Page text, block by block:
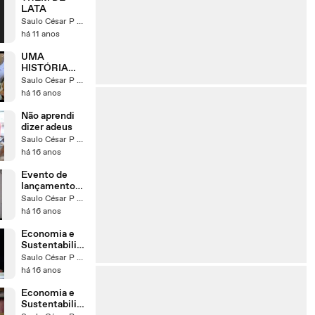
O DE
SENTIDO
LATA
Saulo César P Silva
há 11 anos
UMA
HISTÓRIA
FELIZ
Saulo César P Silva
há 16 anos
Não aprendi
dizer adeus
Saulo César P Silva
há 16 anos
Evento de
lançamento
do projeto:
FEIP
Saulo César P Silva
há 16 anos
Economia e
Sustentabilid
ade - parte 5Saulo César P Silva
há 16 anos
Economia e
Sustentabilid